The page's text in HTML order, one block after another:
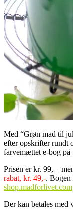
Med “Grøn mad til
efter opskrifter rundt
farvemættet e-bog på
Prisen er kr. 99, –
rabat, kr. 49,-. Bogen
shop.madforlivet.com.
Der kan betales med